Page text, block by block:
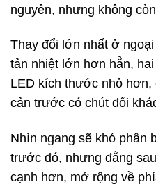
nguyên, nhưng không
Thay đổi lớn nhất ở
tản nhiệt lớn hơn hẳn,
LED kích thước nhỏ hơn,
cản trước có chút đổi
Nhìn ngang sẽ khó phân
trước đó, nhưng đằng
cạnh hơn, mở rộng về